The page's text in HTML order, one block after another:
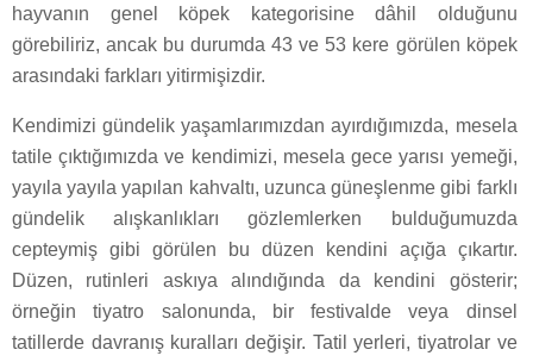
hayvanın genel köpek kategorisine dâhil olduğunu
görebiliriz, ancak bu durumda 43 ve 53 kere görülen köpek
arasındaki farkları yitirmişizdir.
Kendimizi gündelik yaşamlarımızdan ayırdığımızda, mesela
tatile çıktığımızda ve kendimizi, mesela gece yarısı yemeği,
yayıla yayıla yapılan kahvaltı, uzunca güneşlenme gibi farklı
gündelik alışkanlıkları gözlemlerken bulduğumuzda
cepteymiş gibi görülen bu düzen kendini açığa çıkartır.
Düzen, rutinleri askıya alındığında da kendini gösterir;
örneğin tiyatro salonunda, bir festivalde veya dinsel
tatillerde davranış kuralları değişir. Tatil yerleri, tiyatrolar ve